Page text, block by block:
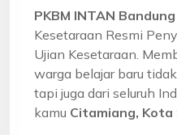
PKBM INTAN Bandung
Kesetaraan Resmi
Ujian Kesetaraan.
warga belajar baru
tapi juga dari seluruh
kamu Citamiang, Kota